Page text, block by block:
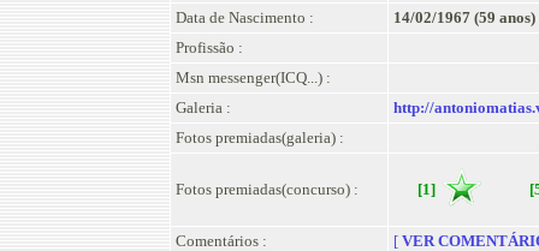
Data de Nascimento :
14/02/1967 (59 anos)
Profissão :
Msn messenger(ICQ...) :
Galeria :
http://
Fotos premiadas(galeria) :
Fotos premiadas(concurso) : [1]
Comentários : [ VER